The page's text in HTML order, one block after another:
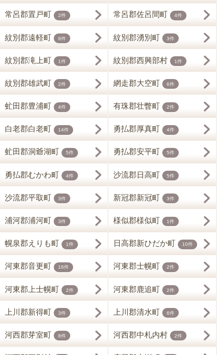
常呂郡置戸町 2件 常呂郡佐呂間町 4件
紋別郡遠軽町 8件 紋別郡湧別町 3件
紋別郡滝上町 1件 紋別郡西興部村 1件
紋別郡雄武町 2件 網走郡大空町 6件
虻田郡豊浦町 4件 有珠郡壮瞥町 2件
白老郡白老町 14件 勇払郡厚真町 4件
虻田郡洞爺湖町 5件 勇払郡安平町 5件
勇払郡むかわ町 4件 沙流郡日高町 5件
沙流郡平取町 3件 新冠郡新冠町 3件
浦河郡浦河町 3件 様似郡様似町 1件
幌泉郡えりも町 1件 日高郡新ひだか町 10件
河東郡音更町 16件 河東郡士幌町 2件
河東郡上士幌町 2件 河東郡鹿追町 2件
上川郡新得町 3件 上川郡清水町 6件
河西郡芽室町 8件 河西郡中札内村 2件